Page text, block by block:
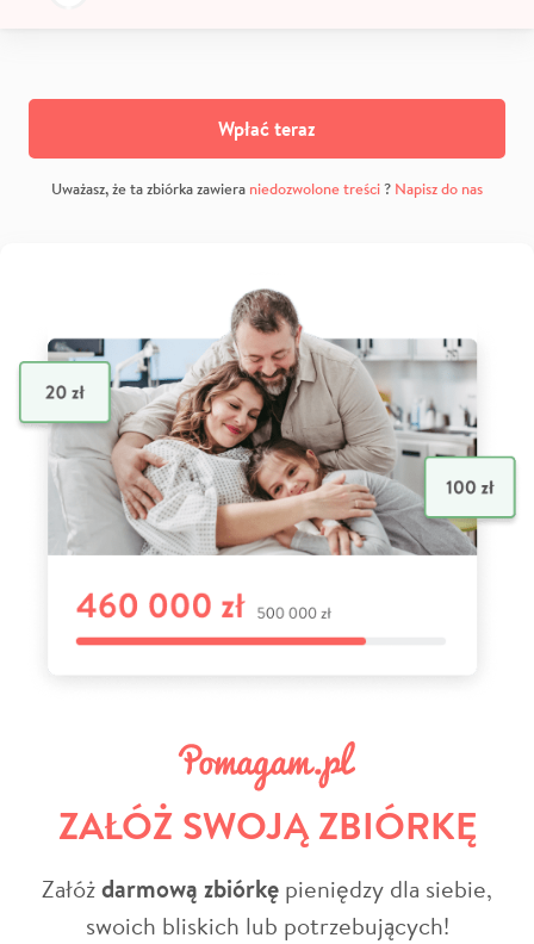
Wpłać teraz
Uważasz, że ta zbiórka zawiera niedozwolone treści? Napisz do nas
ZAŁÓŻ SWOJĄ ZBIÓRKĘ
Załóżdarmową zbiórkę pieniędzy dla siebie,
swoich bliskich lub potrzebujących!